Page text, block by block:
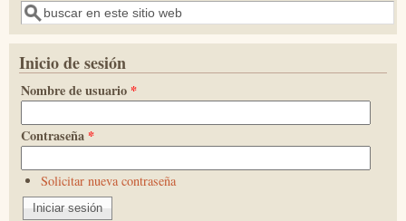
Buscar
Inicio de sesión
Nombre de usuario *
Contraseña *
Solicitar nueva contraseña